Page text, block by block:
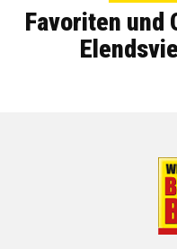
Favoriten und